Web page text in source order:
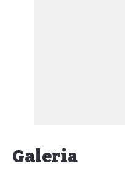
Galeria